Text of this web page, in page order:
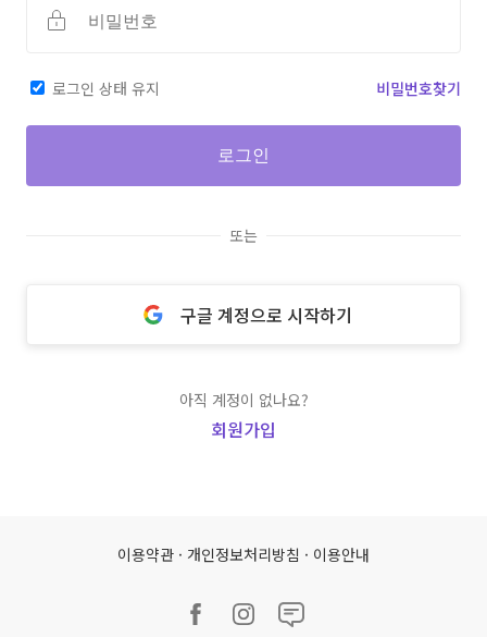
로그인 상태 유지 비밀번호찾기
로그인
또는
구글 계정으로 시작하기
아직 계정이 없나요?
회원가입
이용약관 · 개인정보처리방침 · 이용안내